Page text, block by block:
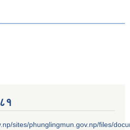
sites/phunglingmun.gov.np/files/